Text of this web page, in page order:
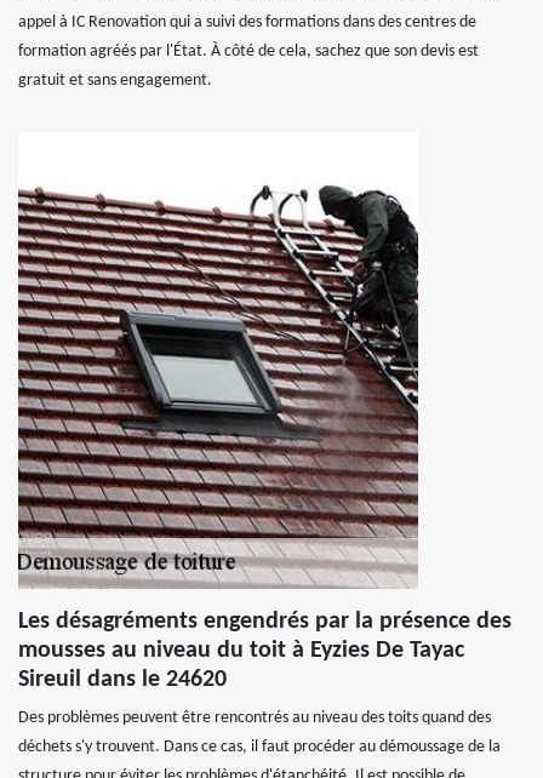
appel à IC Renovation qui a suivi des formations dans des centres de
formation agréés par l'État. À côté de cela, sachez que son devis est
gratuit et sans engagement.
Les désagréments engendrés par la présence des
mousses au niveau du toit à Eyzies De Tayac
Sireuil dans le 24620
Des problèmes peuvent être rencontrés au niveau des toits quand des
déchets s'y trouvent. Dans ce cas, il faut procéder au démoussage de la